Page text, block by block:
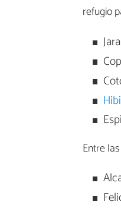
refugio
Jara
Entre las